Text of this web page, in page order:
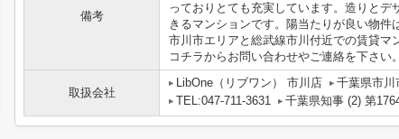
備考
っておりとても充実しています。造りと
きるマンションです。陽当たりが良い物件
市川市エリアと総武線市川付近での賃貸マ
コチラからお問い合わせやご連絡を下さい。
取扱会社
LibOne（リブワン） 市川店
千葉県市川
TEL:047-711-3631
千葉県知事 (2) 第